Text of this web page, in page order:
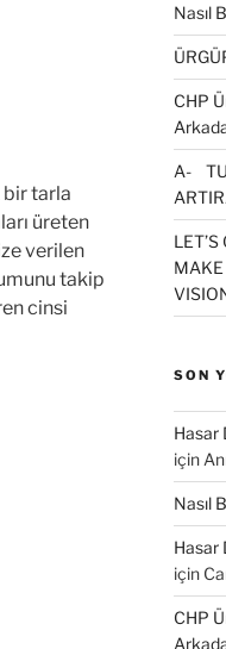
bir tarla
üreten
verilen
takip
cinsi
Nasıl
CHP
A-
MAKE
SON
Hasar
için
Nasıl
Hasar
için
CHP